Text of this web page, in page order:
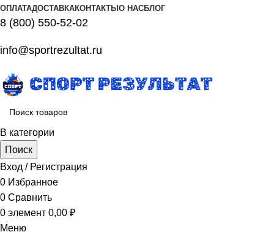
ОПЛАТАДОСТАВКАКОНТАКТЫ О НАСБЛОГ
8 (800) 550-52-02
info@sportrezultat.ru
В категории
Поиск
Вход / Регистрация
0 Избранное
0 Сравнить
0 элемент 0,00 ₽
Меню